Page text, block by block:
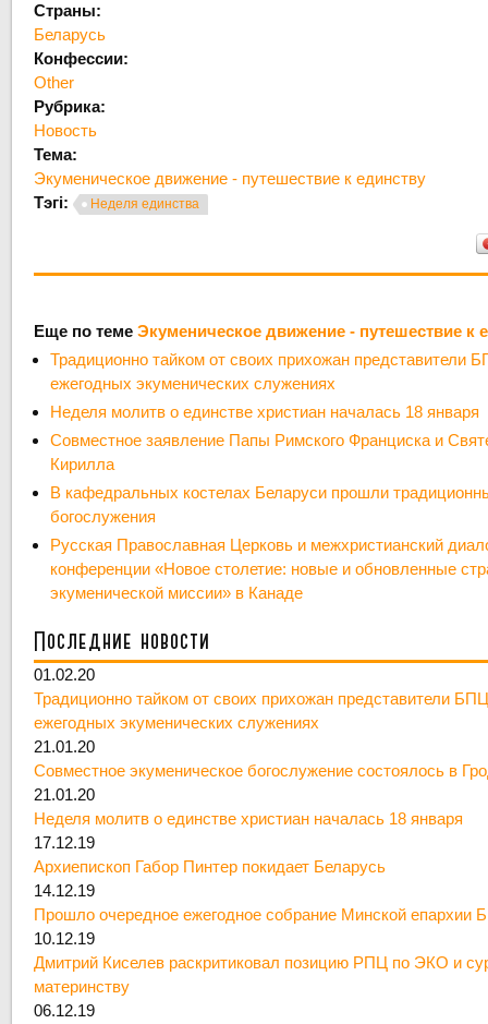
Страны:
Беларусь
Конфессии:
Other
Рубрика:
Новость
Тема:
Экуменическое движение - путешествие к единству
Тэгі:
Неделя единства
Еще по темеЭкуменическое движение - путешествие к
Традиционно тайком от своих прихожан представители
ежегодных экуменических служениях
Неделя молитв о единстве христиан началась 18 января
Совместное заявление Папы Римского Франциска и
Кирилла
В кафедральных костелах Беларуси прошли
богослужения
Русская Православная Церковь и межхристианский
конференции «Новое столетие: новые и обновленные
экуменической миссии» в Канаде
Последние новости
01.02.20
Традиционно тайком от своих прихожан представители
ежегодных экуменических служениях
21.01.20
Совместное экуменическое богослужение состоялось в
21.01.20
Неделя молитв о единстве христиан началась 18 января
17.12.19
Архиепископ Габор Пинтер покидает Беларусь
14.12.19
Прошло очередное ежегодное собрание Минской епархии
10.12.19
Дмитрий Киселев раскритиковал позицию РПЦ по ЭКО и
материнству
06.12.19